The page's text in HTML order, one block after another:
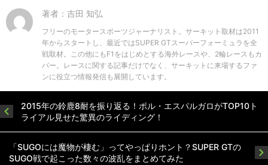
著者：吉田 知弘
フリーのモータースポーツジャーナリスト。サーキット取材は2011
年からスタートし、最近ではSUPER GTスーパーフォーミュラを全
戦取材。この他にもF1をはじめとする海外レースや、2輪レースもカ
バー。レースに関する記事だけでなく、サーキットに来場するファ
ンに役立つ情報発信も展開しています。
2015年の鈴鹿8耐を振り返る！ポル・エスパルガロがTOP10ト
ライアル見せた驚異のライディング！
「SUGOには魔物が棲む」ってやっぱりホント？SUPER GTの
SUGO戦で起こった数々の波乱をまとめてみた